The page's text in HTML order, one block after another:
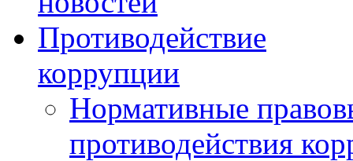
Противодействие
коррупции
Нормативные
противодействия